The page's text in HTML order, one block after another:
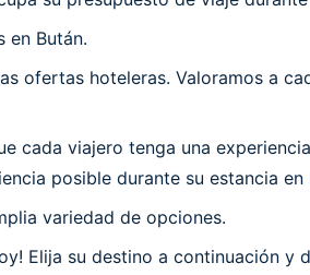
en Bután.
ofertas hoteleras. Valoramos a
cada viajero tenga una
posible durante su estancia en
variedad de opciones.
Elija su destino a continuación y